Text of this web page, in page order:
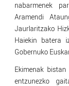
nabarmenek
Aramendi
Jaurlaritzako
Haiekin batera
Gobernuko
Ekimenak
entzunezko